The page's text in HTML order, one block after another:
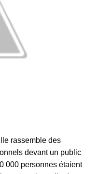
rassemble des
devant un public
000 personnes étaient